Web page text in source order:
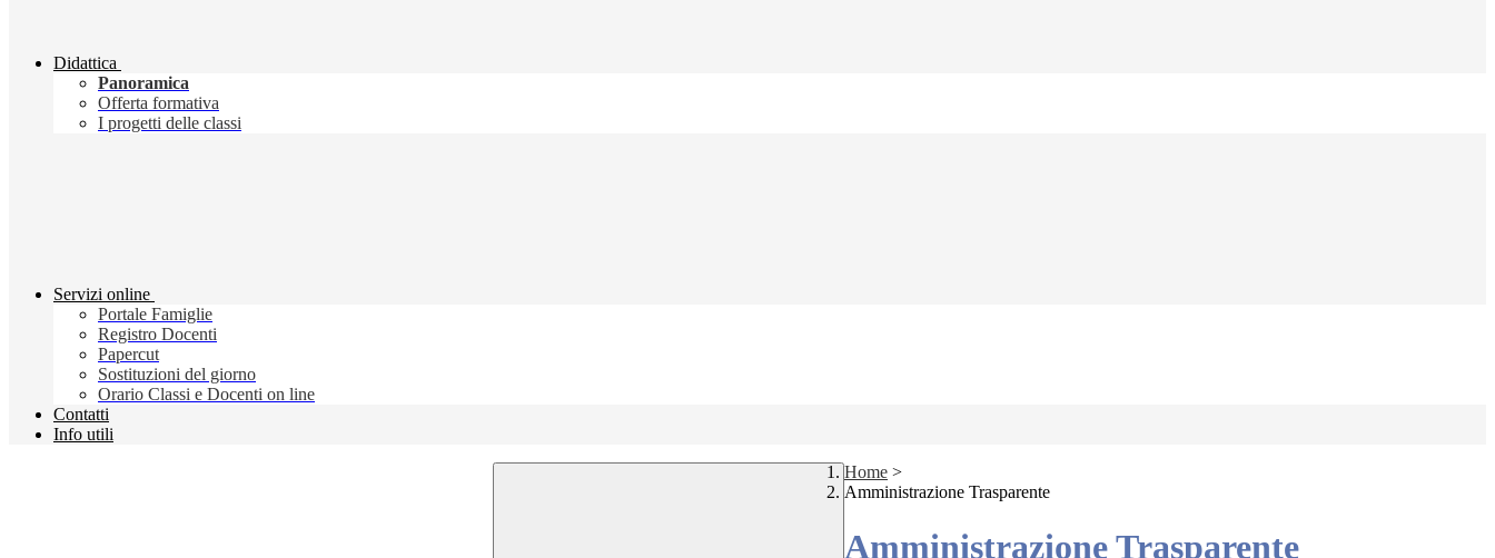
Didattica
Panoramica
Offerta formativa
I progetti delle classi
Servizi online
Portale Famiglie
Registro Docenti
Papercut
Sostituzioni del giorno
Orario Classi e Docenti on line
Contatti
Info utili
Home >
Amministrazione Trasparente
Amministrazione Trasparente